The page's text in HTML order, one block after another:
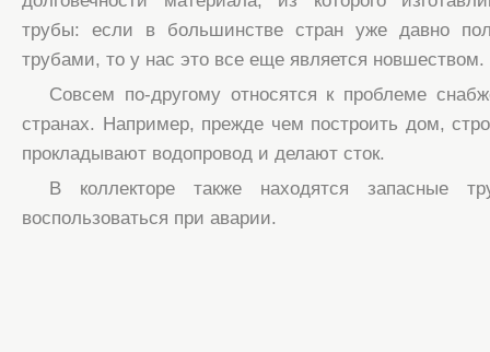
трубы: если в большинстве стран уже давно
трубами, то у нас это все еще является новшеством.
Совсем по-другому относятся к проблеме
странах. Например, прежде чем построить дом,
прокладывают водопровод и делают сток.
В коллекторе также находятся запасные
воспользоваться при аварии.